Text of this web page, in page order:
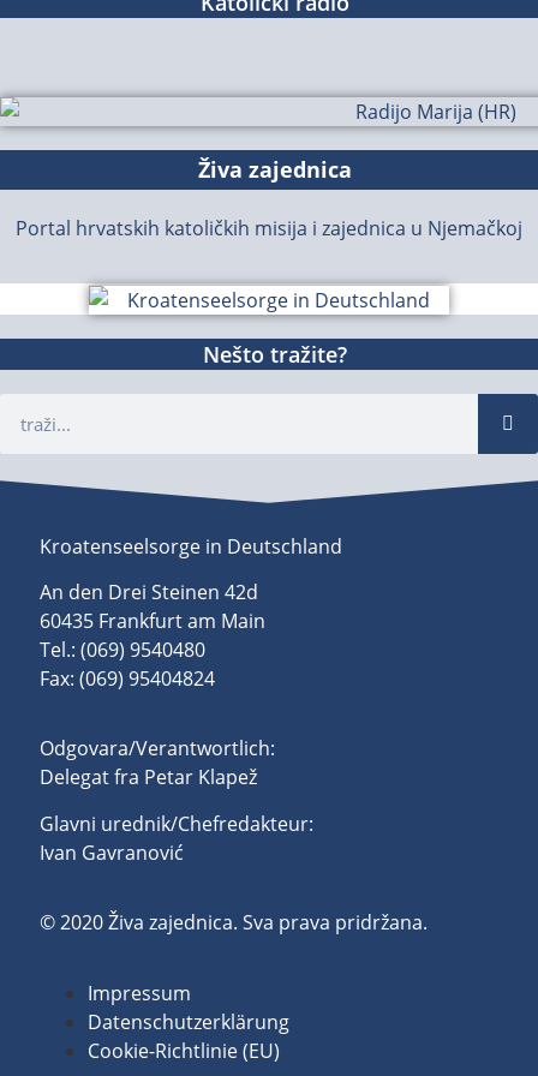
Živa zajednica
Portal hrvatskih katoličkih misija i zajednica u Njemačkoj
Nešto tražite?
Kroatenseelsorge in Deutschland
An den Drei Steinen 42d
60435 Frankfurt am Main
Tel.: (069) 9540480
Fax: (069) 95404824
Odgovara/Verantwortlich:
Delegat fra Petar Klapež
Glavni urednik/Chefredakteur:
Ivan Gavranović
© 2020 Živa zajednica. Sva prava pridržana.
Impressum
Datenschutzerklärung
Cookie-Richtlinie (EU)